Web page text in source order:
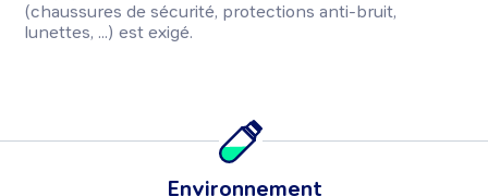
(chaussures de sécurité, protections anti-bruit,
lunettes, ...) est exigé.
Environnement